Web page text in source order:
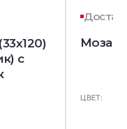
с
ЦВЕТ: